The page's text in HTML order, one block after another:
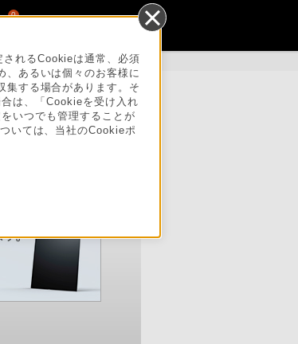
0
れるCookieは通常、必須
、あるいは個々のお客様に
集する場合があります。そ
は、「Cookieを受け入れ
いつでも管理することが
いては、当社のCookieポ